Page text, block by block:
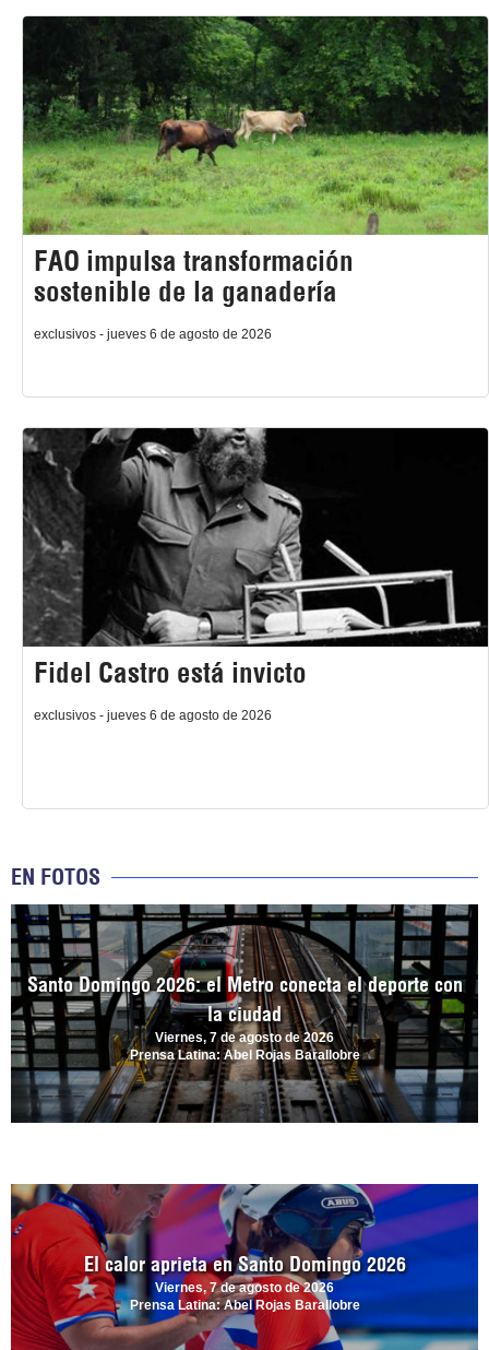
FAO impulsa transformación
sostenible de la ganadería
exclusivos - jueves 6 de agosto de 2026
Fidel Castro está invicto
exclusivos - jueves 6 de agosto de 2026
EN FOTOS
Santo Domingo 2026: el Metro conecta el deporte con
la ciudad
Viernes, 7 de agosto de 2026
Prensa Latina: Abel Rojas Barallobre
El calor aprieta en Santo Domingo 2026
Viernes, 7 de agosto de 2026
Prensa Latina: Abel Rojas Barallobre